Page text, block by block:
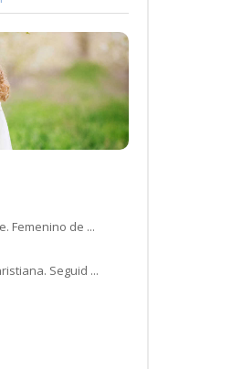
Femenino de ...
Seguid ...